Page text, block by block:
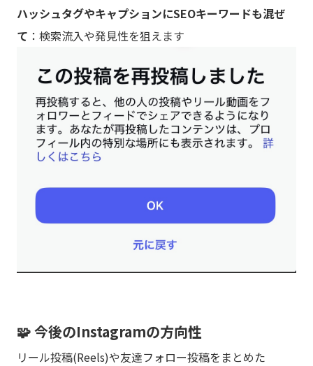
ハッシュタグやキャプションにSEOキーワードも混ぜ
て ：検索流入や発見性を狙えます
🧩 今後のInstagramの方向性
リール投稿(Reels)や友達フォロー投稿をまとめた